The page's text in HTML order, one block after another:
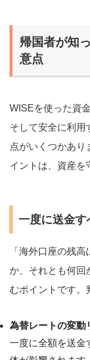
帰国者が知
意点
WISEを使った資
そして安全に利用
点がいくつかあり
イントは、資産を
一度に送金す
「海外口座の残
か、それとも何回
むポイントです。
為替レートの変動
一度に全額を送金